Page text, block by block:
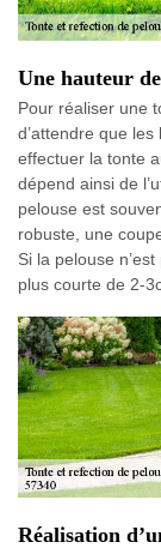
Une hauteur
Pour réaliser une
d’attendre que
effectuer la tonte
dépend ainsi de
pelouse est
robuste, une
Si la pelouse
plus courte de 2-
Réalisation